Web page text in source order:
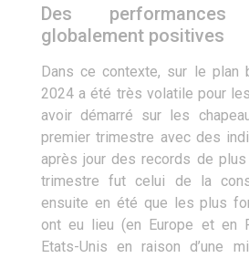
Des performances
globalement positives
Dans ce contexte, sur le plan
2024 a été très volatile pour
avoir démarré sur les
premier trimestre avec des
après jour des records de
trimestre fut celui de la
ensuite en été que les plus
ont eu lieu (en Europe et en
Etats-Unis en raison d’une